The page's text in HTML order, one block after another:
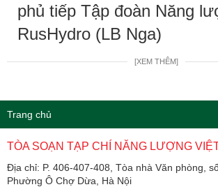
phủ tiếp Tập đoàn Năng
RusHydro (LB Nga)
[XEM THÊM]
Trang chủ
TÒA SOẠN TẠP CHÍ NĂNG LƯỢNG
Địa chỉ: P. 406-407-408, Tòa nhà Văn phòng,
Phường Ô Chợ Dừa, Hà Nội